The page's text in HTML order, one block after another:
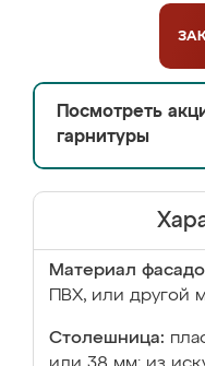
Посмотреть
гарнитуры
Материал
ПВХ, или другой
Столешница: